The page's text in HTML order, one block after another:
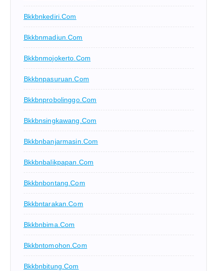
Bkkbnkediri.com
Bkkbnmadiun.com
Bkkbnmojokerto.com
Bkkbnpasuruan.com
Bkkbnprobolinggo.com
Bkkbnsingkawang.com
Bkkbnbanjarmasin.com
Bkkbnbalikpapan.com
Bkkbnbontang.com
Bkkbntarakan.com
Bkkbnbima.com
Bkkbntomohon.com
Bkkbnbitung.com